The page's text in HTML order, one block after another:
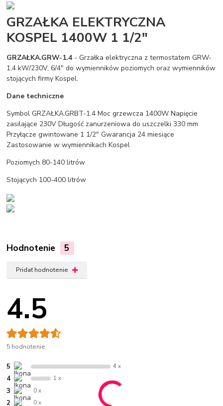
GRZAŁKA ELEKTRYCZNA
KOSPEL 1400W 1 1/2"
GRZAŁKA.GRW-1.4 - Grzałka elektryczna z termostatem GRW-
1,4 kW/230V, 6/4" do wymienników poziomych oraz wymienników
stojących firmy Kospel.
Dane techniczne
Symbol GRZAŁKA.GRBT-1.4 Moc grzewcza 1400W Napięcie
zasilające 230V Długość zanurzeniowa do uszczelki 330 mm
Przyłącze gwintowane 1 1/2" Gwarancja 24 miesiące
Zastosowanie w wymiennikach Kospel
Poziomych 80-140 litrów
Stojących 100-400 litrów
Hodnotenie 5
Pridať hodnotenie
4.5
5 hodnotenie
5 4 x
4 1 x
3 0 x
2 0 x